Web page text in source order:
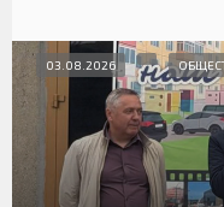
03.08.2026